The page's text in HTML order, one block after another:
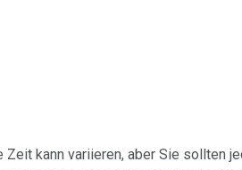
Zeit kann variieren, aber Sie sollten